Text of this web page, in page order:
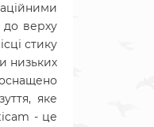
до верху
стику
низьких
яке
- це